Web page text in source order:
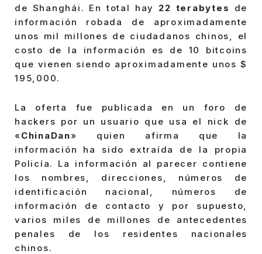
de Shanghái. En total hay 22 terabytes
de
información robada de aproximadamente
unos mil millones de ciudadanos chinos, el
costo de la información es de 10 bitcoins
que vienen siendo aproximadamente unos $
195,000.
La oferta fue publicada en un foro de
hackers por un usuario que usa el nick de
«ChinaDan» quien afirma que la
información ha sido extraída de la propia
Policía. La información al parecer contiene
los nombres, direcciones, números de
identificación nacional, números de
información de contacto y por supuesto,
varios miles de millones de antecedentes
penales de los residentes nacionales
chinos.